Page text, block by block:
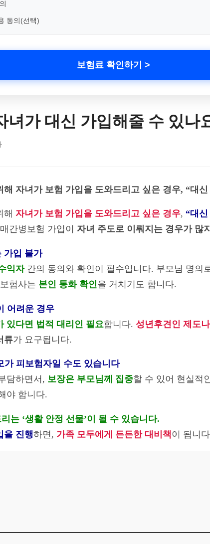
동의(선택)
보험료 확인하기 >
녀가 대신 가입해줄 수 있나
자녀가 보험 가입을 도와드리고 싶은 경우, “대
해 자녀가 보험 가입을 도와드리고 싶은 경우, “대
간병보험 가입이 자녀 주도로 이뤄지는 경우가 많
가입 불가
익자간의 동의와 확인이 필수입니다. 부모님 명의
험사는 본인 통화 확인을 거치기도 합니다.
어려운 경우
있다면 법적 대리인 필요합니다. 성년후견인 제도
류가 요구됩니다.
가 피보험자일 수도 있습니다
담하면서, 보장은 부모님께 집중할 수 있어 현실적
야 합니다.
는 ‘생활 안정 선물’이 될 수 있습니다.
을 진행하면, 가족 모두에게 든든한 대비책이 됩니